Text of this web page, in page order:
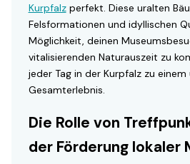
Kurpfalzperfekt. Diese uralten
Felsformationen und idyllischen
Möglichkeit, deinen
vitalisierenden Naturauszeit zu
jeder Tag in der Kurpfalz zu einem
Gesamterlebnis.
Die Rolle von
der Förderung lokaler